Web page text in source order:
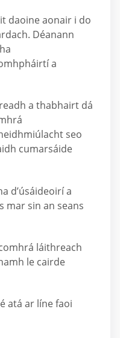
daoine aonair i do
Déanann
a
a thabhairt dá
seo
cumarsáide
d’úsáideoirí a
mar sin an seans
láithreach
le cairde
atá ar líne faoi